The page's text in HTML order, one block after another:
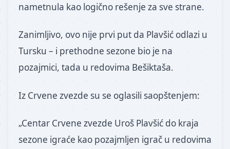
nametnula kao logično rešenje za sve strane.
Zanimljivo, ovo nije prvi put da Plavšić odlazi u
Tursku – i prethodne sezone bio je na
pozajmici, tada u redovima Bešiktaša.
Iz Crvene zvezde su se oglasili saopštenjem:
„Centar Crvene zvezde Uroš Plavšić do kraja
sezone igraće kao pozajmljen igrač u redovima